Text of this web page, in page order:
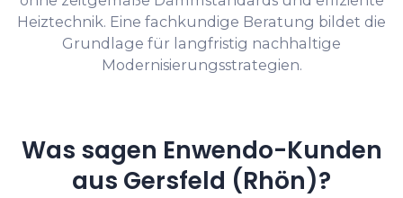
Heiztechnik. Eine fachkundige Beratung bildet die
Grundlage für langfristig nachhaltige
Modernisierungsstrategien.
Was sagen Enwendo-Kunden
aus Gersfeld (Rhön)?